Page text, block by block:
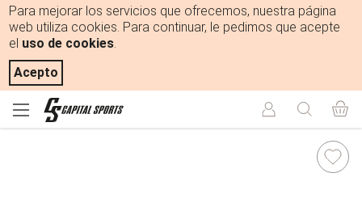
Para mejorar los servicios que ofrecemos, nuestra página
web utiliza cookies. Para continuar, le pedimos que acepte
el uso de cookies.
Acepto